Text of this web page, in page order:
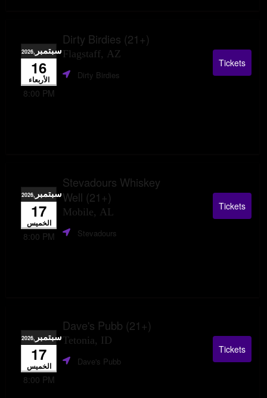
Dirty Birdies (21+)
Flagstaff, AZ سبتمبر ,2026
16
الأربعاء
8:00 PM
Dirty Birdies
Tickets
Stevadours Whiskey
Well (21+)
Mobile, AL
سبتمبر ,2026
17
الخميس
8:00 PM Stevadours
Tickets
Dave's Pubb (21+)
Tetonia, IDسبتمبر ,2026
17
الخميس
8:00 PM
Dave's Pubb
Tickets